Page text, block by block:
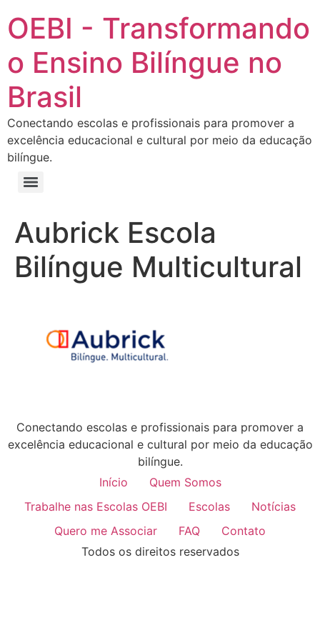
OEBI - Transformando
o Ensino Bilíngue no
Brasil
Conectando escolas e profissionais para promover a
excelência educacional e cultural por meio da educação
bilíngue.
Aubrick Escola
Bilíngue Multicultural
Conectando escolas e profissionais para promover a
excelência educacional e cultural por meio da educação
bilíngue.
Início
Quem Somos
Trabalhe nas Escolas OEBI
Escolas
Notícias
Quero me Associar
FAQ
Contato
Todos os direitos reservados